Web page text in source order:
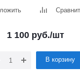
1 100руб./шт
В корзину